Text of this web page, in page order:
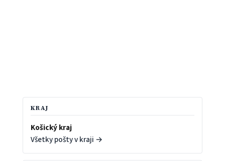
KRAJ
Košický kraj
Všetky pošty v kraji →